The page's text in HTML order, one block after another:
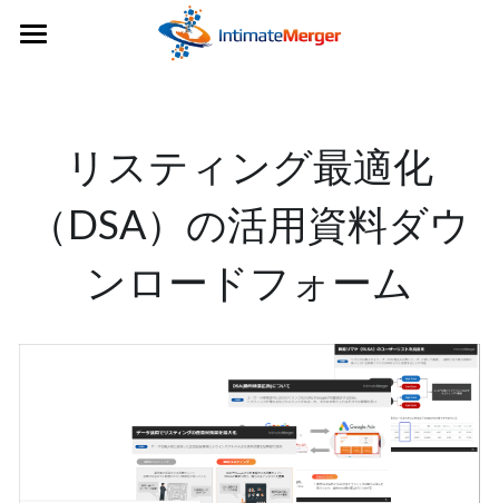
リスティング最適化
（DSA）の活用資料ダウ
ンロードフォーム
ストアカテゴリー